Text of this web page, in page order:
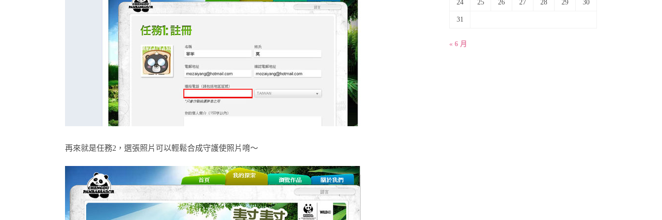
再來就是任務2 ，選張照片可以輕鬆合成守護使照片唷～
24 25 26 27 28 29 30
31
« 6 月